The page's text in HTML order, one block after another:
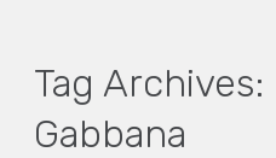
Tag Archives:
Gabbana